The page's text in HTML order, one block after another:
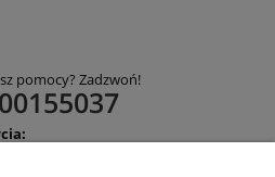
pomocy? Zadzwoń!